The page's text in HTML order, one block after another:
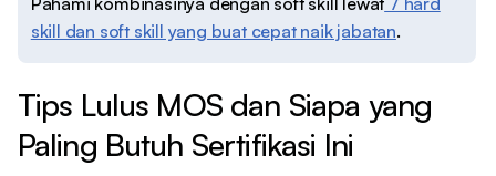
skill dan soft skill yang buat cepat naik jabatan.
Tips Lulus MOS dan Siapa yang
Paling Butuh Sertifikasi Ini